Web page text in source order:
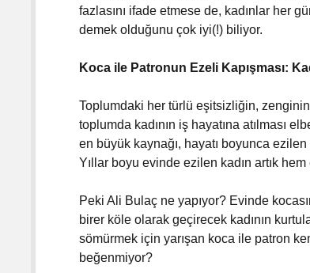
fazlasını ifade etmese de, kadınlar her
demek olduğunu çok iyi(!) biliyor.
Koca ile Patronun Ezeli Kapışması:
Toplumdaki her türlü eşitsizliğin,
toplumda kadının iş hayatına atılması
en büyük kaynağı, hayatı boyunca
Yıllar boyu evinde ezilen kadın artık
Peki Ali Bulaç ne yapıyor? Evinde
birer köle olarak geçirecek kadının
sömürmek için yarışan koca ile patron
beğenmiyor?